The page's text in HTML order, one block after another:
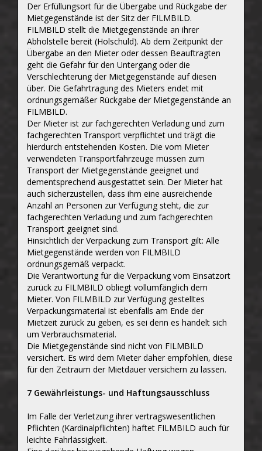
Der Erfüllungsort für die Übergabe und Rückgabe der
Mietgegenstände ist der Sitz der FILMBILD.
FILMBILD stellt die Mietgegenstände an ihrer
Abholstelle bereit (Holschuld). Ab dem Zeitpunkt der
Übergabe an den Mieter oder dessen Beauftragten
geht die Gefahr für den Untergang oder die
Verschlechterung der Mietgegenstände auf diesen
über. Die Gefahrtragung des Mieters endet mit
ordnungsgemäßer Rückgabe der Mietgegenstände an
FILMBILD.
Der Mieter ist zur fachgerechten Verladung und zum
fachgerechten Transport verpflichtet und trägt die
hierdurch entstehenden Kosten. Die vom Mieter
verwendeten Transportfahrzeuge müssen zum
Transport der Mietgegenstände geeignet und
dementsprechend ausgestattet sein. Der Mieter hat
auch sicherzustellen, dass ihm eine ausreichende
Anzahl an Personen zur Verfügung steht, die zur
fachgerechten Verladung und zum fachgerechten
Transport geeignet sind.
Hinsichtlich der Verpackung zum Transport gilt: Alle
Mietgegenstände werden von FILMBILD
ordnungsgemäß verpackt.
Die Verantwortung für die Verpackung vom Einsatzort
zurück zu FILMBILD obliegt vollumfänglich dem
Mieter. Von FILMBILD zur Verfügung gestelltes
Verpackungsmaterial ist ebenfalls am Ende der
Mietzeit zurück zu geben, es sei denn es handelt sich
um Verbrauchsmaterial.
Die Mietgegenstände sind nicht von FILMBILD
versichert. Es wird dem Mieter daher empfohlen, diese
für den Zeitraum der Mietdauer versichern zu lassen.
7 Gewährleistungs- und Haftungsausschluss
Im Falle der Verletzung ihrer vertragswesentlichen
Pflichten (Kardinalpflichten) haftet FILMBILD auch für
leichte Fahrlässigkeit.